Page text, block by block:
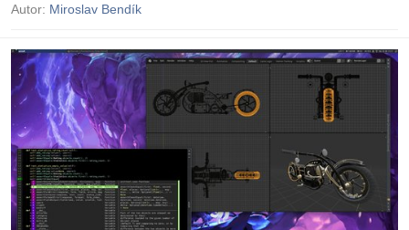
Autor: Miroslav Bendík